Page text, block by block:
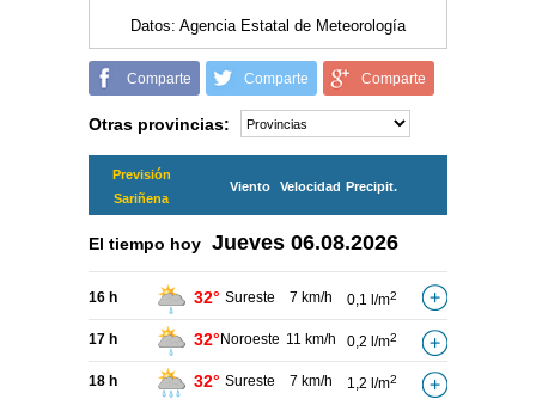
Datos: Agencia Estatal de Meteorología
Comparte Comparte Comparte
Otras provincias:
Previsión
Sariñena
Viento Velocidad Precipit.
El tiempo hoy Jueves 06.08.2026
16 h 32° Sureste 7 km/h 0,1 l/m2
17 h 32° Noroeste 11 km/h 0,2 l/m2
18 h 32° Sureste 7 km/h 1,2 l/m2